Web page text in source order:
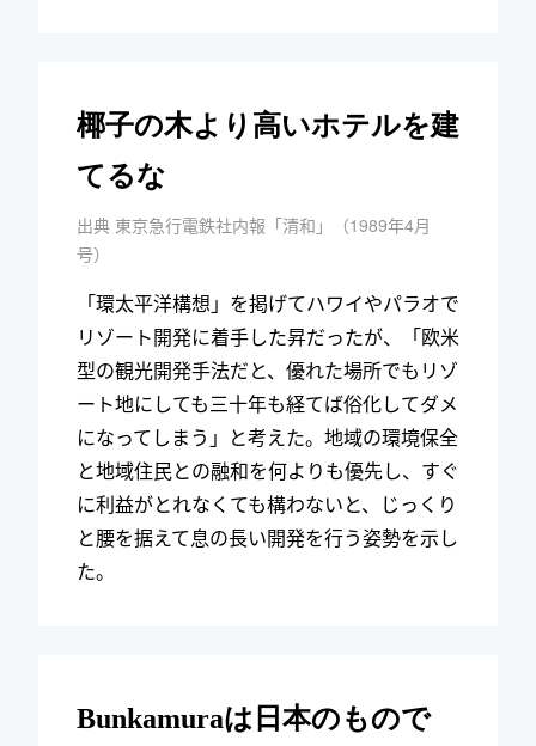
椰子の木より高いホテルを建
てるな
出典 東京急行電鉄社内報「清和」（1989年4月
号）
「環太平洋構想」を掲げてハワイやパラオで
リゾート開発に着手した昇だったが、「欧米
型の観光開発手法だと、優れた場所でもリゾ
ート地にしても三十年も経てば俗化してダメ
になってしまう」と考えた。地域の環境保全
と地域住民との融和を何よりも優先し、すぐ
に利益がとれなくても構わないと、じっくり
と腰を据えて息の長い開発を行う姿勢を示し
た。
Bunkamuraは日本のもので